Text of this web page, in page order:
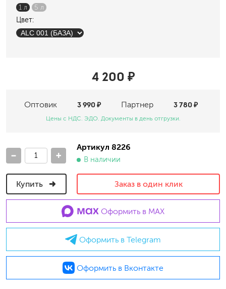
1 л
5 л
Цвет:
4 200 ₽
Оптовик Партнер
3 990 ₽ 3 780 ₽
Цены с НДС. ЭДО. Документы в день отгрузки.
- +
Артикул 8226
В наличии
Купить Заказ в один клик
Оформить в MAX
Оформить в Telegram
Оформить в Вконтакте